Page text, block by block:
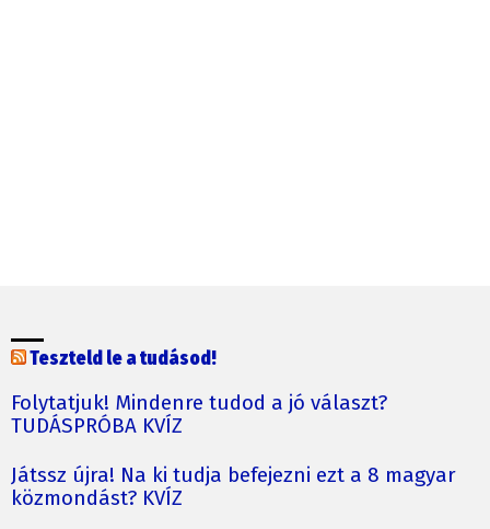
Teszteld le a tudásod!
Folytatjuk! Mindenre tudod a jó választ?
TUDÁSPRÓBA KVÍZ
Játssz újra! Na ki tudja befejezni ezt a 8 magyar
közmondást? KVÍZ